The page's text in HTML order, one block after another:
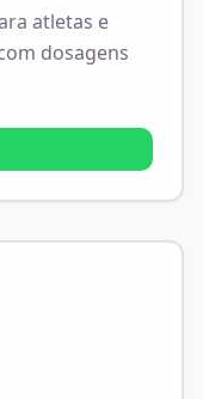
atletas e
dosagens